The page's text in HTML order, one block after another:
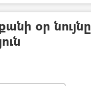
օր նույնը